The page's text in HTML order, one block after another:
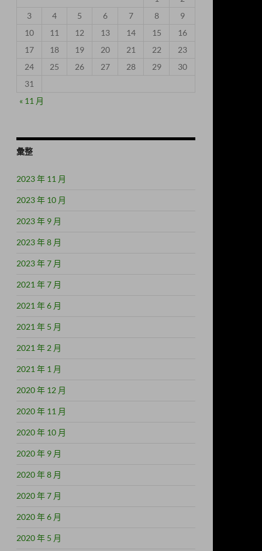
3
4 5 6 7 8
9
10
11 12 13 14 15
16
17
18 19 20 21 22
23
24
25 26 27 28 29
30
31
« 11 月
彙整
2023 年 11 月
2023 年 10 月
2023 年 9 月
2023 年 8 月
2023 年 7 月
2021 年 7 月
2021 年 6 月
2021 年 5 月
2021 年 2 月
2021 年 1 月
2020 年 12 月
2020 年 11 月
2020 年 10 月
2020 年 9 月
2020 年 8 月
2020 年 7 月
2020 年 6 月
2020 年 5 月